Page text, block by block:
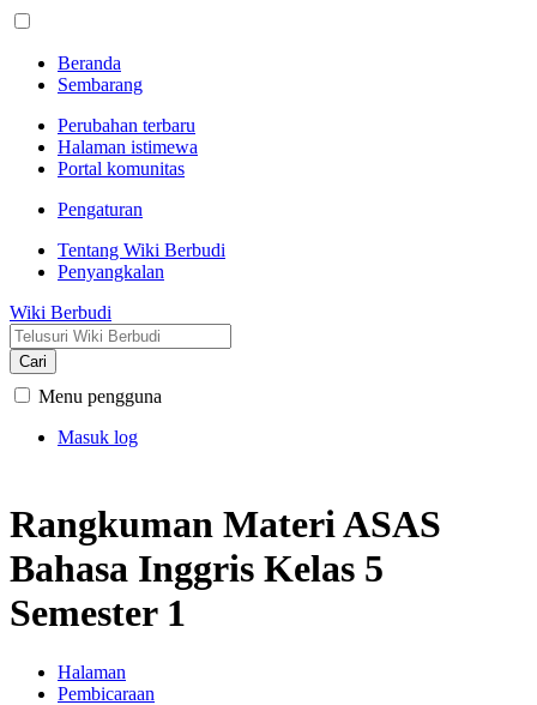
Beranda
Sembarang
Perubahan terbaru
Halaman istimewa
Portal komunitas
Pengaturan
Tentang Wiki Berbudi
Penyangkalan
Wiki Berbudi
Cari
Menu pengguna
Masuk log
Rangkuman Materi ASAS
Bahasa Inggris Kelas 5
Semester 1
Halaman
Pembicaraan